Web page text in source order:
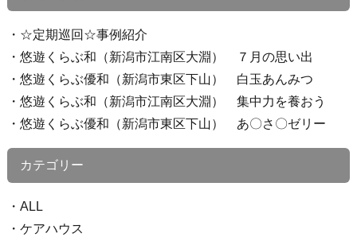
☆定期巡回☆事例紹介
悠遊くらぶ和（新潟市江南区大淵） ７月の思い出
悠遊くらぶ優和（新潟市東区下山） 白玉あんみつ
悠遊くらぶ和（新潟市江南区大淵） 集中力を養おう
悠遊くらぶ優和（新潟市東区下山） あ〇さ〇ゼリー
カテゴリー
ALL
ケアハウス